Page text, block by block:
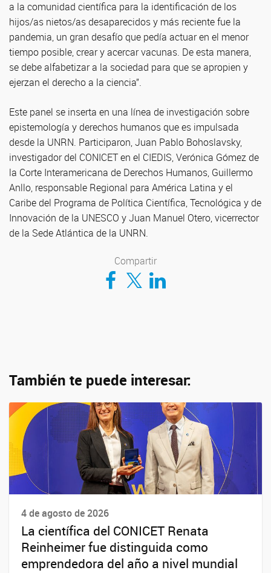
a la comunidad científica para la identificación de los
hijos/as nietos/as desaparecidos y más reciente fue la
pandemia, un gran desafío que pedía actuar en el menor
tiempo posible, crear y acercar vacunas. De esta manera,
se debe alfabetizar a la sociedad para que se apropien y
ejerzan el derecho a la ciencia”.
Este panel se inserta en una línea de investigación sobre
epistemología y derechos humanos que es impulsada
desde la UNRN. Participaron, Juan Pablo Bohoslavsky,
investigador del CONICET en el CIEDIS, Verónica Gómez de
la Corte Interamericana de Derechos Humanos, Guillermo
Anllo, responsable Regional para América Latina y el
Caribe del Programa de Política Científica, Tecnológica y de
Innovación de la UNESCO y Juan Manuel Otero, vicerrector
de la Sede Atlántica de la UNRN.
Compartir
Compartir en Facebook
Compartir en TwitterCompartir en LinkedIn
También te puede interesar:
4 de agosto de 2026
La científica del CONICET Renata
Reinheimer fue distinguida como
emprendedora del año a nivel mundial